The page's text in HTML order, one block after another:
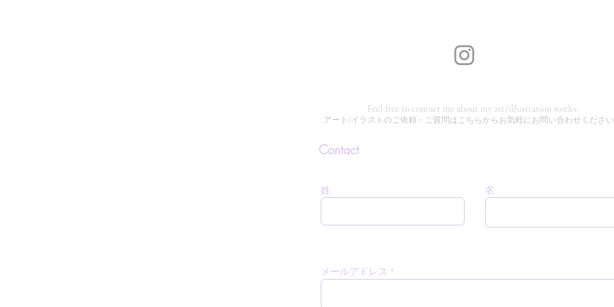
Contact
姓 名
メールアドレス
Feel free to contact me about my art/illustration works.
アート/イラストのご依頼・ご質問はこちらからお気軽にお問い合わせくださ